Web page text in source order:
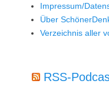
Impressum/
Über
Verzeichnis aller
RSS-